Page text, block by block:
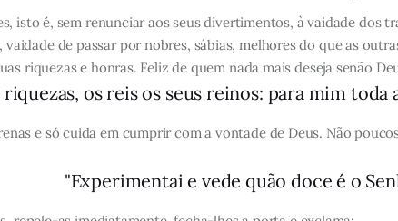
é, sem renunciar aos seus divertimentos, à vaidade
de passar por nobres, sábias, melhores do que as
riquezas e honras. Feliz de quem nada mais deseja senão
riquezas, os reis os seus reinos: para mim
e só cuida em cumprir com a vontade de Deus. Não
"Experimentai e vede quão doce é o